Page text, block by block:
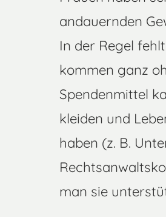
andauernden
In der Regel
kommen ganz
Spendenmittel
kleiden und
haben (z. B.
man sie